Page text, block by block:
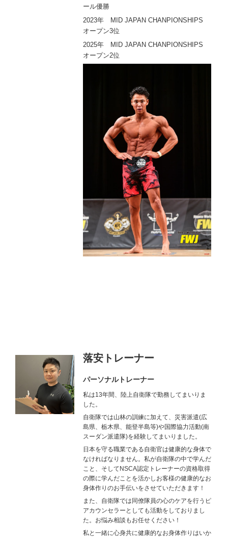
ール優勝
2023年 MID JAPAN CHANPIONSHIPS
オープン3位
2025年 MID JAPAN CHANPIONSHIPS
オープン2位
落安トレーナー
パーソナルトレーナー
私は13年間、陸上自衛隊で勤務してまいりま
した。
自衛隊では山林の訓練に加えて、災害派遣(広
島県、栃木県、能登半島等)や国際協力活動(南
スーダン派遣隊)を経験してまいりました。
日本を守る職業である自衛官は健康的な身体で
なければなりません。私が自衛隊の中で学んだ
こと、そしてNSCA認定トレーナーの資格取得
の際に学んだことを活かしお客様の健康的なお
身体作りのお手伝いをさせていただきます！
また、自衛隊では同僚隊員の心のケアを行うピ
アカウンセラーとしても活動をしておりまし
た。お悩み相談もお任せください！
私と一緒に心身共に健康的なお身体作りはいか